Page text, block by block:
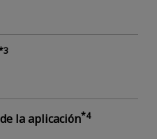
la aplicación*4